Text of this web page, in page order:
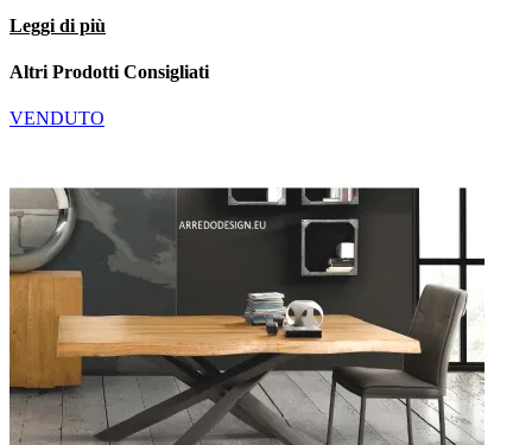
Leggi di più
Altri Prodotti Consigliati
VENDUTO